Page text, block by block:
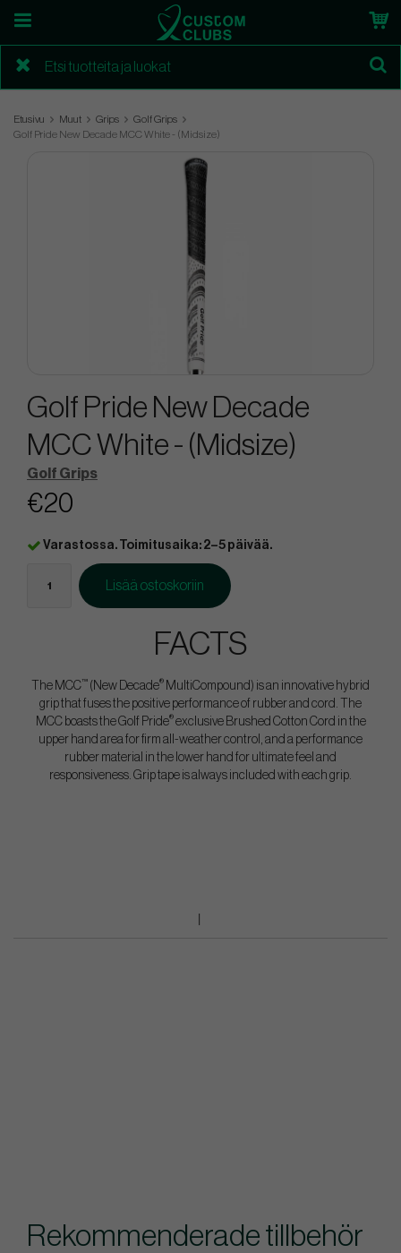
Etusivu Muut Grips
Golf Grips
Golf Pride New Decade MCC White - (Midsize)
Golf Pride New Decade
MCC White - (Midsize)
Golf Grips
€20
Varastossa. Toimitusaika: 2–5 päivää.
Lisää ostoskoriin
FACTS
The MCC™ (New Decade® MultiCompound) is an innovative hybrid
grip that fuses the positive performance of rubber and cord. The
MCC boasts the Golf Pride®exclusive Brushed Cotton Cord in the
upper hand area for firm all-weather control, and a performance
rubber material in the lower hand for ultimate feel and
responsiveness. Grip tape is always included with each grip.
Rekommenderade tillbehör